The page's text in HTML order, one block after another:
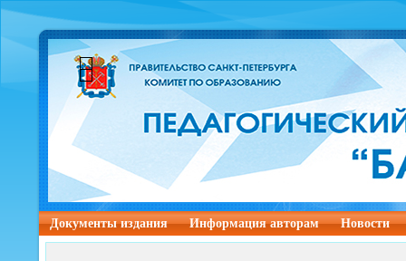
Документы издания Информация авторам Новости